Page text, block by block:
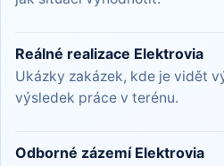
Reálné realizace Elektrovia
Ukázky zakázek, kde je vidět
výsledek práce v terénu.
Odborné zázemí Elektrovia